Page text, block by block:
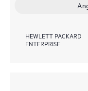
HEWLETT PACKARD
ENTERPRISE